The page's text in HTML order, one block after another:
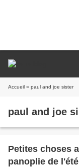
Accueil » paul and joe sister
paul and joe
Petites choses
panoplie de l'été